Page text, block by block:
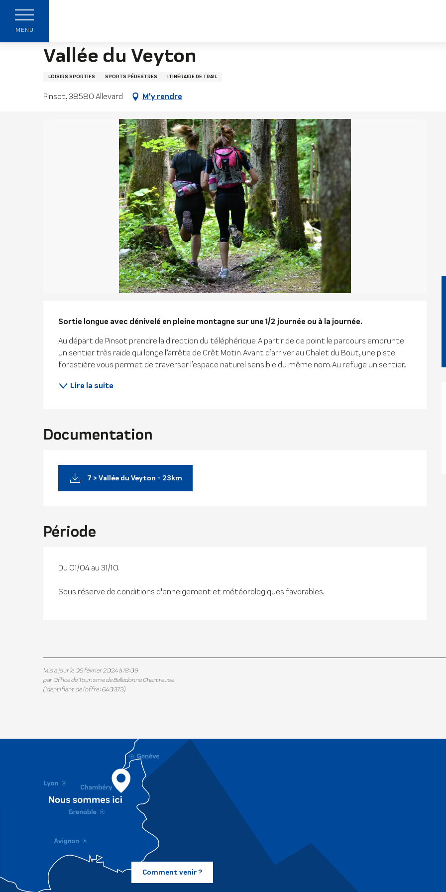
contenu
principal
MENU
Vallée du Veyton
LOISIRS SPORTIFS SPORTS PÉDESTRES ITINÉRAIRE DE TRAIL
Pinsot, 38580 Allevard M'y rendre
Description
Sortie longue avec dénivelé en pleine montagne sur une 1/2 journée ou à la journée.
Au départ de Pinsot prendre la direction du téléphérique. A partir de ce point le parcours emprunte
un sentier très raide qui longe l’arrête de Crêt Motin. Avant d’arriver au Chalet du Bout, une piste
forestière vous permet de traverser l’espace naturel sensible du même nom. Au refuge un sentier...
Lire la suite
Documentation
7 > Vallée du Veyton - 23km
Période
Du 01/04 au 31/10.
Sous réserve de conditions d'enneigement et météorologiques favorables.
Mis à jour le 06 février 2024 à 18:09
par Office de Tourisme de Belledonne Chartreuse
(Identifiant de l'offre :640373)
Comment venir ?